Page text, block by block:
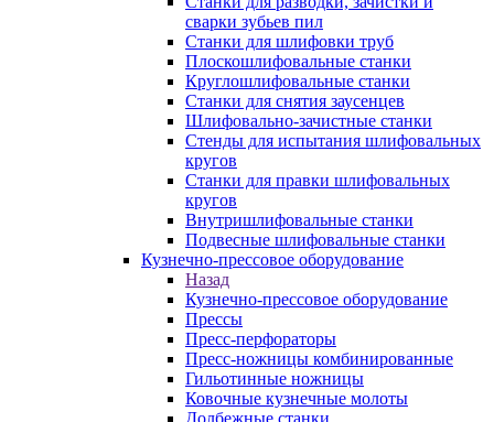
сварки зубьев пил
Станки для шлифовки труб
Плоскошлифовальные станки
Круглошлифовальные станки
Станки для снятия заусенцев
Шлифовально-зачистные станки
Стенды для испытания шлифовальных
кругов
Станки для правки шлифовальных
кругов
Внутришлифовальные станки
Подвесные шлифовальные станки
Кузнечно-прессовое оборудование
Назад
Кузнечно-прессовое оборудование
Прессы
Пресс-перфораторы
Пресс-ножницы комбинированные
Гильотинные ножницы
Ковочные кузнечные молоты
Долбежные станки